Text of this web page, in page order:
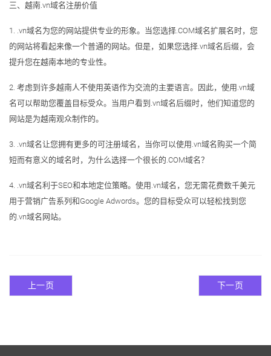
三、越南.vn域名注册价值
1. .vn域名为您的网站提供专业的形象。当您选择.COM域名扩展名时，您
的网站将看起来像一个普通的网站。但是，如果您选择.vn域名后缀，会
提升您在越南本地的专业性。
2. 考虑到许多越南人不使用英语作为交流的主要语言。因此，使用.vn域
名可以帮助您覆盖目标受众。当用户看到.vn域名后缀时，他们知道您的
网站是为越南观众制作的。
3. .vn域名让您拥有更多的可注册域名，当你可以使用.vn域名购买一个简
短而有意义的域名时，为什么选择一个很长的.COM域名？
4. .vn域名利于SEO和本地定位策略。使用.vn域名，您无需花费数千美元
用于营销广告系列和Google Adwords。您的目标受众可以轻松找到您
的.vn域名网站。
上一页 下一页